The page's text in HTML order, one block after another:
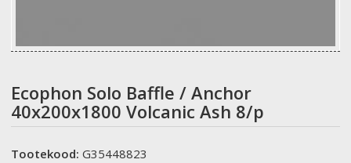
Ecophon Solo Baffle / Anchor
40x200x1800 Volcanic Ash 8/p
Tootekood:G35448823